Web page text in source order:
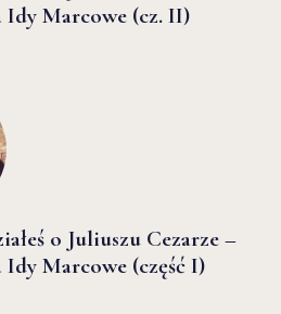
Idy Marcowe (cz. II)
o Juliuszu Cezarze –
Marcowe (część I)